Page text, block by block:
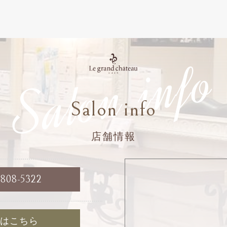
Salon info
Salon info
店舗情報
5322
こちら